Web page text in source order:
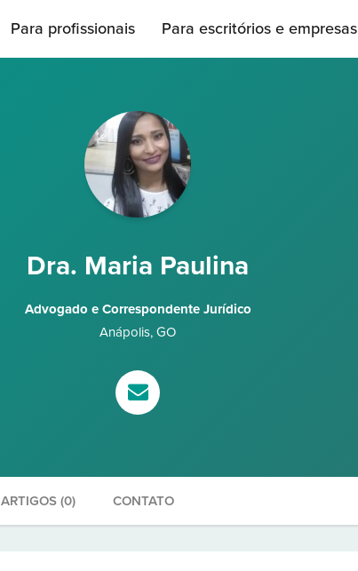
Para profissionais Para escritórios e empresas
Dra. Maria Paulina
Advogado e Correspondente Jurídico
Anápolis, GO
ARTIGOS (0) CONTATO